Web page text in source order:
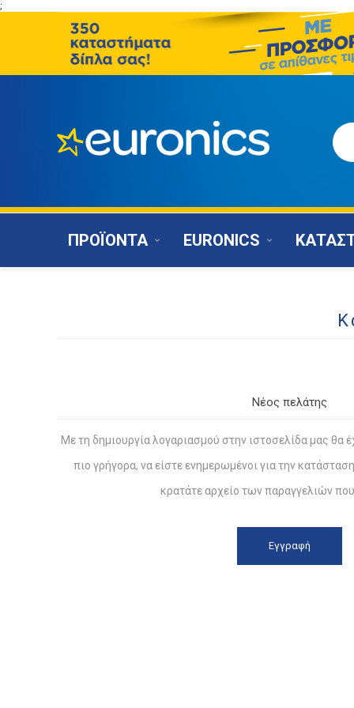
;
ΠΡΟΪΟΝΤΑ EURONICS
Νέος πελάτης
Με τη δημιουργία λογαριασμού στην ιστοσελίδα μας θα
πιο γρήγορα, να είστε ενημερωμένοι για την
κρατάτε αρχείο των παραγγελιών που